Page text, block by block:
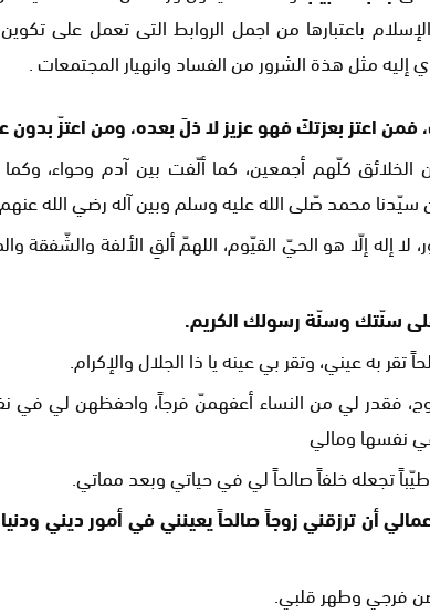
باعتبارها من اجمل الروابط التى تعمل على
إليه مثل هذة الشرور من الفساد وانهيار المجتمعات .
فمن اعتز بعزتكَ فهو عزيز لا ذلَ بعده، ومن اعتزّ
الخلائق كلّهم أجمعين، كما ألّفت بين آدم وحواء،
سيّدنا محمد صّلى الله عليه وسلم وبين آله رضي الله
لا إله إلّا هو الحيّ القيّوم، اللهمّ ألقِ الألفة
سنّتك وسنّة رسولك الكريم.
تقر به عيني، وتقر بي عينه يا ذا الجلال والإكرام.
فقدر لي من النساء أعفهمنّ فرجاً، واحفظهن لي في
نفسها ومالي
تجعله خلفاً صالحاً لي في حياتي وبعد مماتي.
أن ترزقني زوجاً صالحاً يعينني في أمور ديني
فرجي وطهر قلبي.